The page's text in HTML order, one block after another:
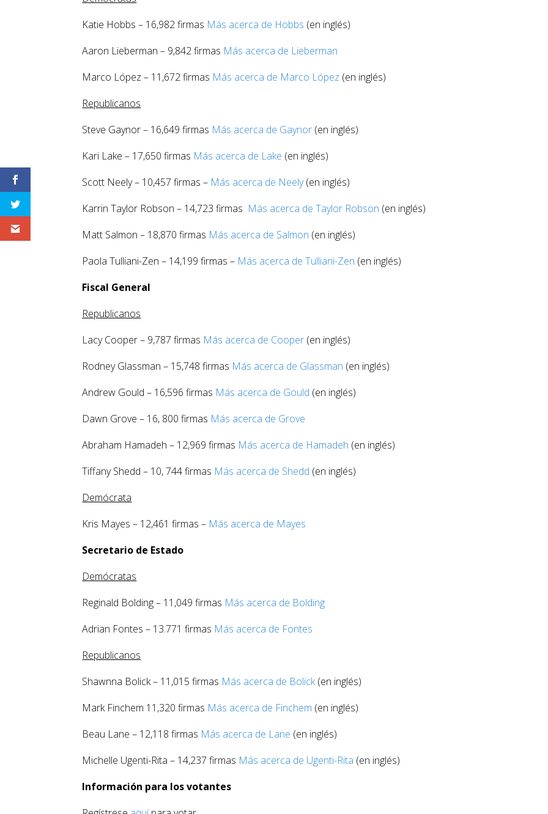
Katie Hobbs – 16,982 firmas Más acerca de Hobbs (en inglés)
Aaron Lieberman – 9,842 firmas Más acerca de Lieberman
Marco López – 11,672 firmas Más acerca de Marco López (en inglés)
Republicanos
Steve Gaynor – 16,649 firmas Más acerca de Gaynor (en inglés)
Kari Lake – 17,650 firmas Más acerca de Lake (en inglés)
Scott Neely – 10,457 firmas – Más acerca de Neely(en inglés)
Karrin Taylor Robson – 14,723 firmas Más acerca de Taylor Robson (en inglés)
Matt Salmon – 18,870 firmas Más acerca de Salmon (en inglés)
Paola Tulliani-Zen – 14,199 firmas – Más acerca de Tulliani-Zen (en inglés)
Fiscal General
Republicanos
Lacy Cooper – 9,787 firmas Más acerca de Cooper (en inglés)
Rodney Glassman – 15,748 firmas Más acerca de Glassman (en inglés)
Andrew Gould – 16,596 firmas Más acerca de Gould (en inglés)
Dawn Grove – 16, 800 firmas Más acerca de Grove
Abraham Hamadeh – 12,969 firmas Más acerca de Hamadeh (en inglés)
Tiffany Shedd – 10, 744 firmas Más acerca de Shedd (en inglés)
Demócrata
Kris Mayes – 12,461 firmas – Más acerca de Mayes
Secretario de Estado
Demócratas
Reginald Bolding – 11,049 firmas Más acerca de Bolding
Adrian Fontes – 13.771 firmas Más acerca de Fontes
Republicanos
Shawnna Bolick – 11,015 firmas Más acerca de Bolick(en inglés)
Mark Finchem 11,320 firmas Más acerca de Finchem (en inglés)
Beau Lane – 12,118 firmas Más acerca de Lane (en inglés)
Michelle Ugenti-Rita – 14,237 firmas Más acerca de Ugenti-Rita (en inglés)
Información para los votantes